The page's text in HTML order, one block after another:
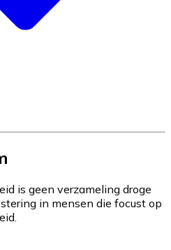
is geen verzameling droge
in mensen die focust op